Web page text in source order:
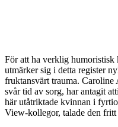
För att ha verklig humoristisk
utmärker sig i detta register
fruktansvärt trauma. Caroline
svår tid av sorg, har antagit
här utåtriktade kvinnan i
View-kollegor, talade den